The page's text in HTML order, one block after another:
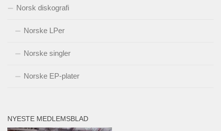
Norsk diskografi
Norske LPer
Norske singler
Norske EP-plater
NYESTE MEDLEMSBLAD